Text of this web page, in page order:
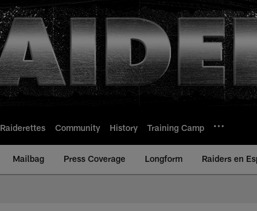
Raiderettes Community History Training Camp
Mailbag Press Coverage Longform Raiders en